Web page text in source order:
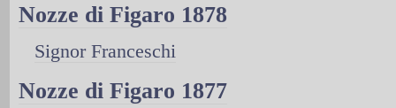
Nozze di Figaro 1878
Signor Franceschi
Nozze di Figaro 1877